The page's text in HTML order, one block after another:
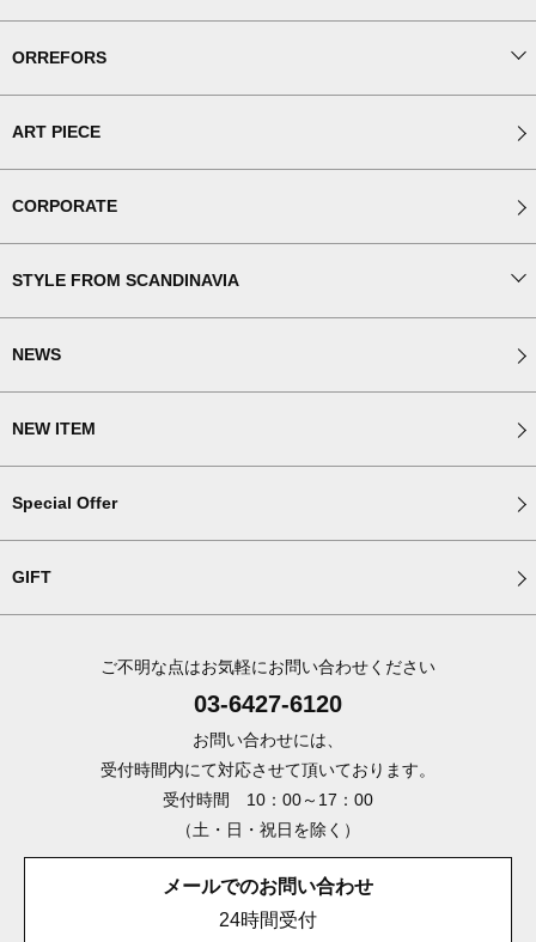
ORREFORS
ART PIECE
CORPORATE
STYLE FROM SCANDINAVIA
NEWS
NEW ITEM
Special Offer
GIFT
ご不明な点はお気軽にお問い合わせください
03-6427-6120
お問い合わせには、
受付時間内にて対応させて頂いております。
受付時間 10：00～17：00
（土・日・祝日を除く）
メールでのお問い合わせ
24時間受付